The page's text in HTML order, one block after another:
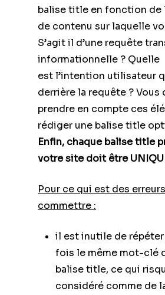
balise title en fonction de
de contenu sur laquelle
S’agit il d’une requête
informationnelle ? Quelle
est l’intention utilisateur
derrière la requête ? Vous
prendre en compte ces
rédiger une balise title
Enfin, chaque balise title
votre site doit être
Pour ce qui est des
commettre :
il est inutile de
fois le même mot-clé
balise title, ce qui
considéré comme de